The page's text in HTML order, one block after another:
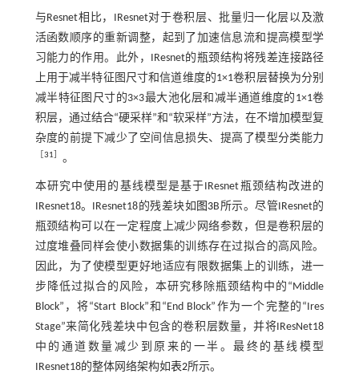
与Resnet相比，IResnet对于卷积层、批量归一化层以及激
活函数顺序的重新调整，起到了加速信息流和提高模型学
习能力的作用。此外，IResnet的瓶颈结构将残差连接路径
上用于减半特征图尺寸和信道维度的1×1卷积层替换为分别
减半特征图尺寸的3×3最大池化层和减半通道维度的1×1卷
积层，通过结合“硬采样”和“软采样”方法，在不增加模型复
杂度的前提下减少了空间信息损失、提高了模型分类能力
31 。
本研究中使用的基线模型是基于IResnet瓶颈结构改进的
IResnet18。IResnet18的残差块如 图3B所示。尽管IResnet的
瓶颈结构可以在一定程度上减少网络参数，但是卷积层的
过度堆叠同样会使小数据集的训练存在过拟合的高风险。
因此，为了使模型更好地适应有限数据集上的训练，进一
步降低过拟合的风险，本研究移除瓶颈结构中的“Middle
Block”，将“Start Block”和“End Block”作为一个完整的“Ires
Stage”来简化残差块中包含的卷积层数量，并将IResNet18
中的通道数量减少到原来的一半。最终的基线模型
IResnet18的整体网络架构如表2所示。